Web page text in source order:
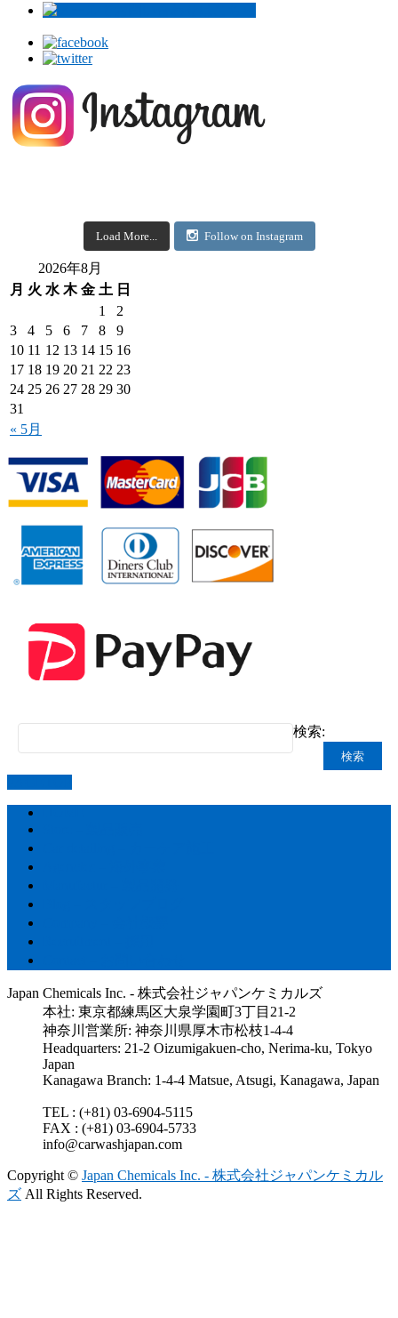
Load More... Follow on Instagram
2026年8月
月 火 水 木 金 土 日
« 5月
1
2
3
4 5 6 7 8
9
10 11 12 13 14 15 16
17 18 19 20 21 22 23
24 25 26 27 28 29 30
31
検索:
Japan Chemicals Inc. - 株式会社ジャパンケミカルズ
本社: 東京都練馬区大泉学園町3丁目21-2
神奈川営業所: 神奈川県厚木市松枝1-4-4
Headquarters: 21-2 Oizumigakuen-cho, Nerima-ku, Tokyo
Japan
Kanagawa Branch: 1-4-4 Matsue, Atsugi, Kanagawa, Japan
TEL : (+81) 03-6904-5115
FAX : (+81) 03-6904-5733
info@carwashjapan.com
Copyright © Japan Chemicals Inc. - 株式会社ジャパンケミカル
ズ All Rights Reserved.